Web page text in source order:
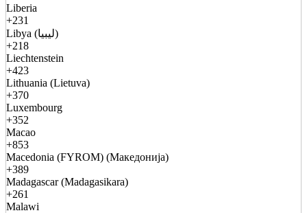
Liberia
+231
Libya (ليبيا)
+218
Liechtenstein
+423
Lithuania (Lietuva)
+370
Luxembourg
+352
Macao
+853
Macedonia (FYROM) (Македонија)
+389
Madagascar (Madagasikara)
+261
Malawi